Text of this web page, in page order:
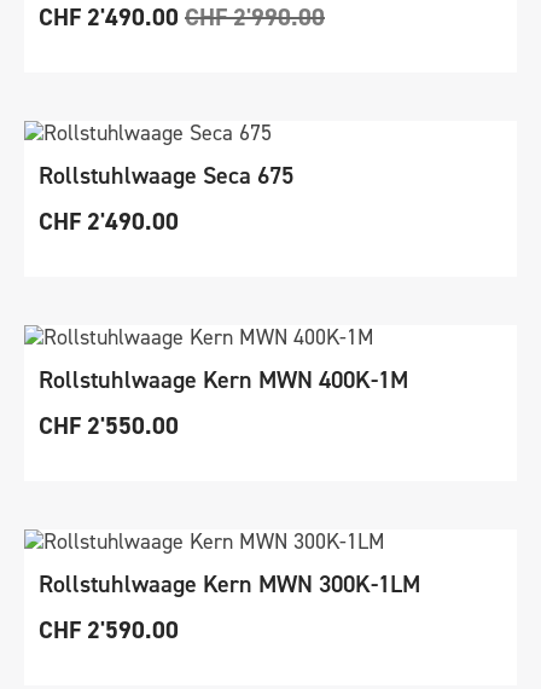
CHF 2'490.00 CHF2'990.00
Rollstuhlwaage Seca 675
CHF 2'490.00
Rollstuhlwaage Kern MWN 400K-1M
CHF 2'550.00
Rollstuhlwaage Kern MWN 300K-1LM
CHF 2'590.00